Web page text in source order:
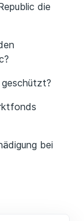
die
bei